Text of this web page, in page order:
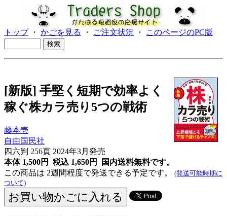
トップ・ かごを見る ・ ご注文状況 ・ このページのPC版
[新版] 手堅く短期で効率よく
稼ぐ株カラ売り5つの戦術
藤本壱
自由国民社
四六判 256頁 2024年3月発売
本体 1,500円 税込 1,650円
国内送料無料です。
この商品は 2週間程度で発送できる予定です。 (発送可能時期に
ついて)